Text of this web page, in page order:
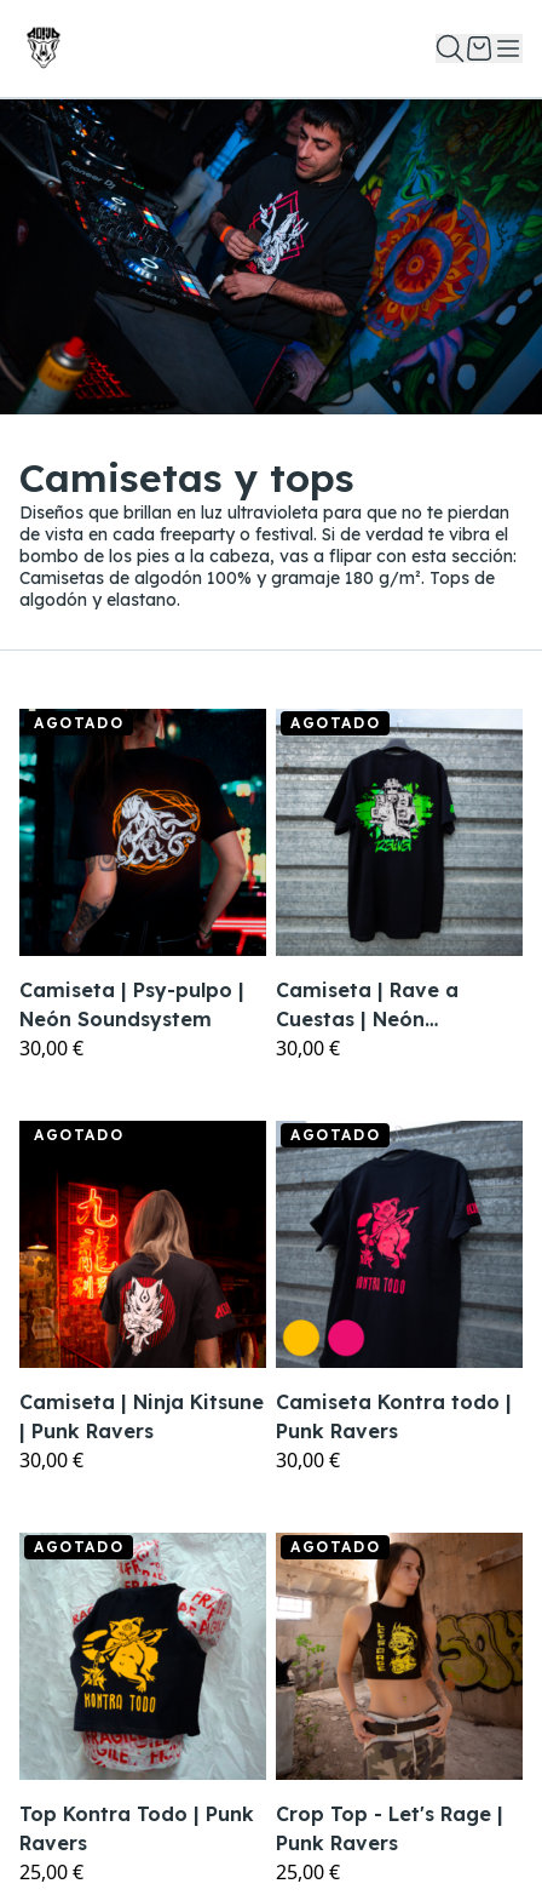
Camisetas y tops
Diseños que brillan en luz ultravioleta para que no te pierdan
de vista en cada freeparty o festival. Si de verdad te vibra el
bombo de los pies a la cabeza, vas a flipar con esta sección:
Camisetas de algodón 100% y gramaje 180 g/m². Tops de
algodón y elastano.
AGOTADO
Camiseta | Psy-pulpo |
Neón Soundsystem
30,00 €
AGOTADO
Camiseta | Rave a
Cuestas | Neón
Soundsystem
30,00 €
AGOTADO
Camiseta | Ninja Kitsune
| Punk Ravers
30,00 €
AGOTADO
Camiseta Kontra todo |
Punk Ravers
30,00 €
AGOTADO
Top Kontra Todo | Punk
Ravers
25,00 €
AGOTADO
Crop Top - Let's Rage |
Punk Ravers
25,00 €